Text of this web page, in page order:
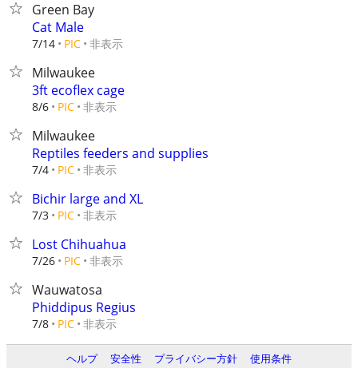
Green Bay
Cat Male
7/14 PIC 非表示
Milwaukee
3ft ecoflex cage
8/6 PIC 非表示
Milwaukee
Reptiles feeders and supplies
7/4 PIC 非表示
Bichir large and XL
7/3 PIC 非表示
Lost Chihuahua
7/26 PIC 非表示
Wauwatosa
Phiddipus Regius
7/8 PIC 非表示
ヘルプ 安全性 プライバシー方針 使用条件